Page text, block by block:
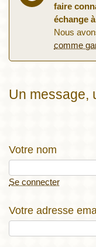
faire
échange
Nous
comme
Un message,
Votre nom
Se connecter
Votre adresse